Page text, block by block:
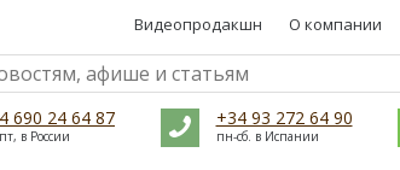
Видеопродакшн О компании
690 24 64 87
в России
+34 93 272 64 90
пн-сб. в Испании